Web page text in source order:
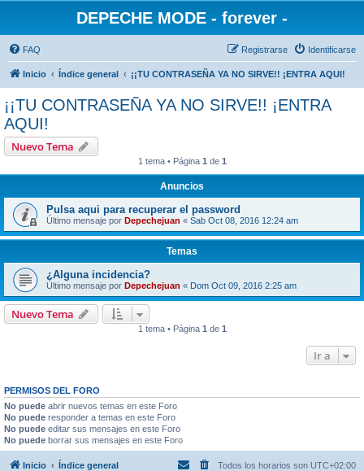
DEPECHE MODE - forever -
FAQ Identificarse
Registrarse
Inicio Índice general ¡¡TU CONTRASEÑA YA NO SIRVE!! ¡ENTRA AQUI!
¡¡TU CONTRASEÑA YA NO SIRVE!! ¡ENTRA
AQUI!
Nuevo Tema
1 tema • Página 1 de 1
Anuncios
Pulsa aqui para recuperar el password
Último mensaje por Depechejuan « Sab Oct 08, 2016 12:24 am
Temas
¿Alguna incidencia?
Último mensaje por Depechejuan « Dom Oct 09, 2016 2:25 am
Nuevo Tema
1 tema • Página 1 de 1
Ir a
PERMISOS DEL FORO
No puede abrir nuevos temas en este Foro
No puede responder a temas en este Foro
No puede editar sus mensajes en este Foro
No puede borrar sus mensajes en este Foro
Inicio Índice general Todos los horarios son UTC+02:00